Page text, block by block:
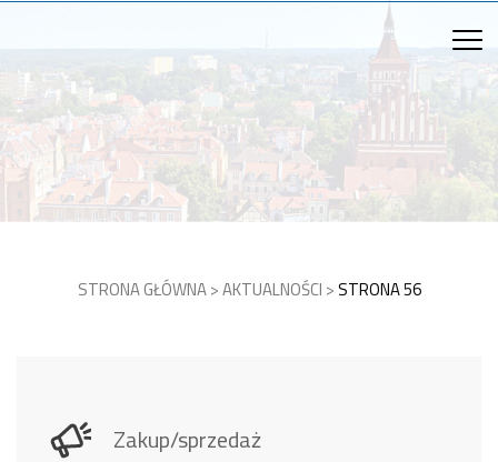
STRONA GŁÓWNA>AKTUALNOŚCI >STRONA 56
Zakup/sprzedaż